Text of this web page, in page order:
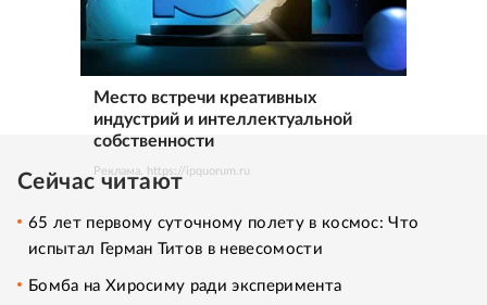
Место встречи креативных
индустрий и интеллектуальной
собственности
Реклама. https://ipquorum.ru
Сейчас читают
65 лет первому суточному полету в космос: Что
испытал Герман Титов в невесомости
Бомба на Хиросиму ради эксперимента